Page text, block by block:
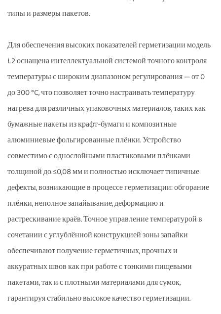
типы и размеры пакетов.
Для обеспечения высоких показателей герметизации модель
L2 оснащена интеллектуальной системой точного контроля
температуры с широким диапазоном регулирования — от 0
до 300 °C, что позволяет точно настраивать температуру
нагрева для различных упаковочных материалов, таких как
бумажные пакеты из крафт-бумаги и композитные
алюминиевые фольгированные плёнки. Устройство
совместимо с однослойными пластиковыми плёнками
толщиной до ≤0,08 мм и полностью исключает типичные
дефекты, возникающие в процессе герметизации: обгорание
плёнки, неполное запайывание, деформацию и
растрескивание краёв. Точное управление температурой в
сочетании с углублённой конструкцией зоны запайки
обеспечивают получение герметичных, прочных и
аккуратных швов как при работе с тонкими пищевыми
пакетами, так и с плотными материалами для сумок,
гарантируя стабильно высокое качество герметизации.